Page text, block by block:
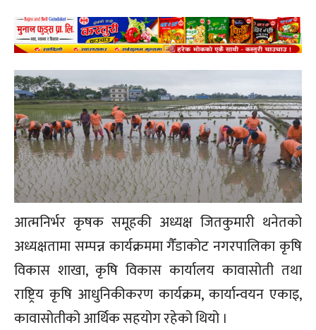
आत्मनिर्भर कृषक समूहकी अध्यक्ष जितकुमारी थनेतको
अध्यक्षतामा सम्पन्न कार्यक्रममा गैँडाकोट नगरपालिका कृषि
विकास शाखा, कृषि विकास कार्यालय कावासोती तथा
राष्ट्रिय कृषि आधुनिकीकरण कार्यक्रम, कार्यान्वयन एकाइ,
कावासोतीको आर्थिक सहयोग रहेको थियो ।